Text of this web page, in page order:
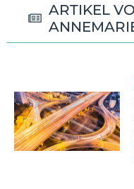
ARTIKEL